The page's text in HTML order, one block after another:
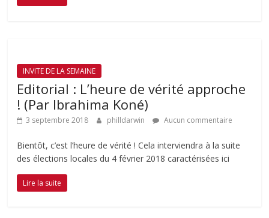
INVITE DE LA SEMAINE
Editorial : L’heure de vérité approche
! (Par Ibrahima Koné)
3 septembre 2018 philldarwin Aucun commentaire
Bientôt, c’est l’heure de vérité ! Cela interviendra à la suite
des élections locales du 4 février 2018 caractérisées ici
Lire la suite